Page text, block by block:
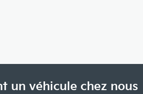
un véhicule chez nous